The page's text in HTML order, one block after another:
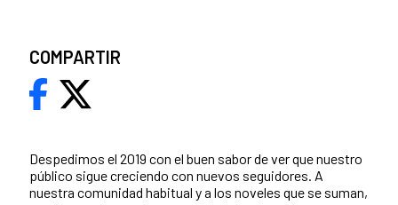
Despedimos el 2019 con el buen sabor de ver que nuestro
público sigue creciendo con nuevos seguidores. A
nuestra comunidad habitual y a los noveles que se suman,
COMPARTIR